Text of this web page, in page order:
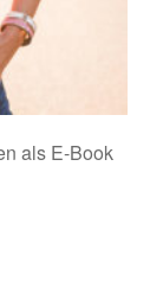
als E-Book